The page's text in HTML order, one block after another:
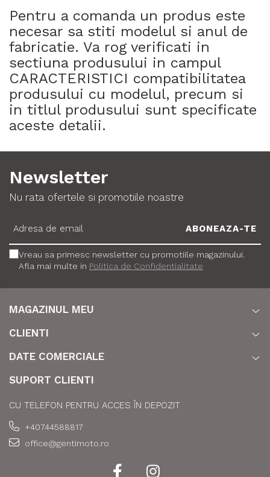
Pentru a comanda un produs este
necesar sa stiti modelul si anul de
fabricatie. Va rog verificati in
sectiuna produsului in campul
CARACTERISTICI compatibilitatea
produsului cu modelul, precum si
in titlul produsului sunt specificate
aceste detalii.
Newsletter
Nu rata ofertele si promotiile noastre
Vreau sa primesc newsletter cu promotiile magazinului.
Afla mai multe in Politica de Confidentialitate
MAGAZINUL MEU
CLIENTI
DATE COMERCIALE
SUPORT CLIENTI
CU TELEFON PENTRU ACCES ÎN DEPOZIT
+40744588817
office@gentimoto.ro